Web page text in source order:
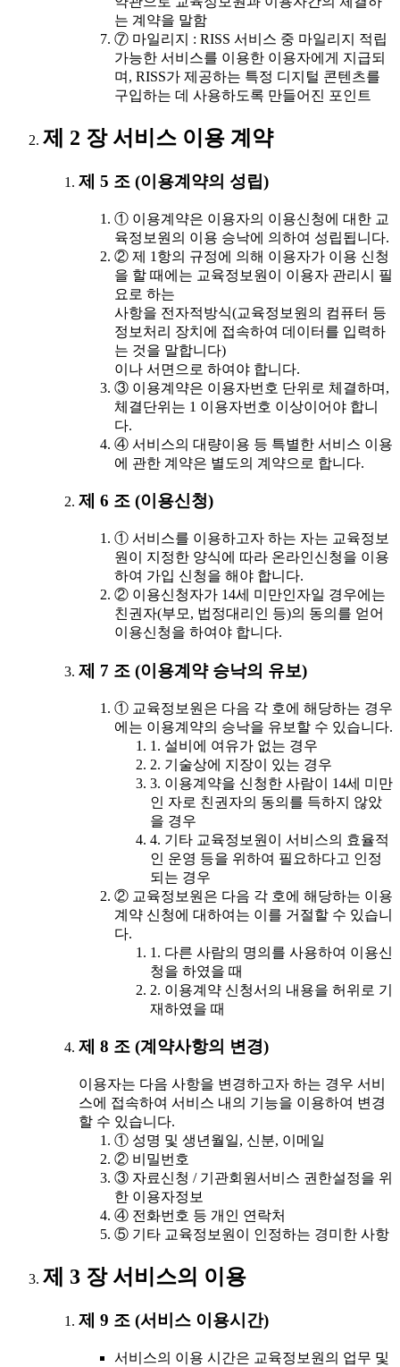
는 계약을 말함
⑦ 마일리지 : RISS 서비스 중 마일리지 적립
가능한 서비스를 이용한 이용자에게 지급되
며, RISS가 제공하는 특정 디지털 콘텐츠를
구입하는 데 사용하도록 만들어진 포인트
제 2 장 서비스 이용 계약
제 5 조 (이용계약의 성립)
① 이용계약은 이용자의 이용신청에 대한 교
육정보원의 이용 승낙에 의하여 성립됩니다.
② 제 1항의 규정에 의해 이용자가 이용 신청
을 할 때에는 교육정보원이 이용자 관리시 필
요로 하는
사항을 전자적방식(교육정보원의 컴퓨터 등
정보처리 장치에 접속하여 데이터를 입력하
는 것을 말합니다)
이나 서면으로 하여야 합니다.
③ 이용계약은 이용자번호 단위로 체결하며,
체결단위는 1 이용자번호 이상이어야 합니
다.
④ 서비스의 대량이용 등 특별한 서비스 이용
에 관한 계약은 별도의 계약으로 합니다.
제 6 조 (이용신청)
① 서비스를 이용하고자 하는 자는 교육정보
원이 지정한 양식에 따라 온라인신청을 이용
하여 가입 신청을 해야 합니다.
② 이용신청자가 14세 미만인자일 경우에는
친권자(부모, 법정대리인 등)의 동의를 얻어
이용신청을 하여야 합니다.
제 7 조 (이용계약 승낙의 유보)
① 교육정보원은 다음 각 호에 해당하는 경우
에는 이용계약의 승낙을 유보할 수 있습니다.
1. 설비에 여유가 없는 경우
2. 기술상에 지장이 있는 경우
3. 이용계약을 신청한 사람이 14세 미만
인 자로 친권자의 동의를 득하지 않았
을 경우
4. 기타 교육정보원이 서비스의 효율적
인 운영 등을 위하여 필요하다고 인정
되는 경우
② 교육정보원은 다음 각 호에 해당하는 이용
계약 신청에 대하여는 이를 거절할 수 있습니
다.
1. 다른 사람의 명의를 사용하여 이용신
청을 하였을 때
2. 이용계약 신청서의 내용을 허위로 기
재하였을 때
제 8 조 (계약사항의 변경)
이용자는 다음 사항을 변경하고자 하는 경우 서비
스에 접속하여 서비스 내의 기능을 이용하여 변경
할 수 있습니다.
① 성명 및 생년월일, 신분, 이메일
② 비밀번호
③ 자료신청 / 기관회원서비스 권한설정을 위
한 이용자정보
④ 전화번호 등 개인 연락처
⑤ 기타 교육정보원이 인정하는 경미한 사항
제 3 장 서비스의 이용
제 9 조 (서비스 이용시간)
서비스의 이용 시간은 교육정보원의 업무 및